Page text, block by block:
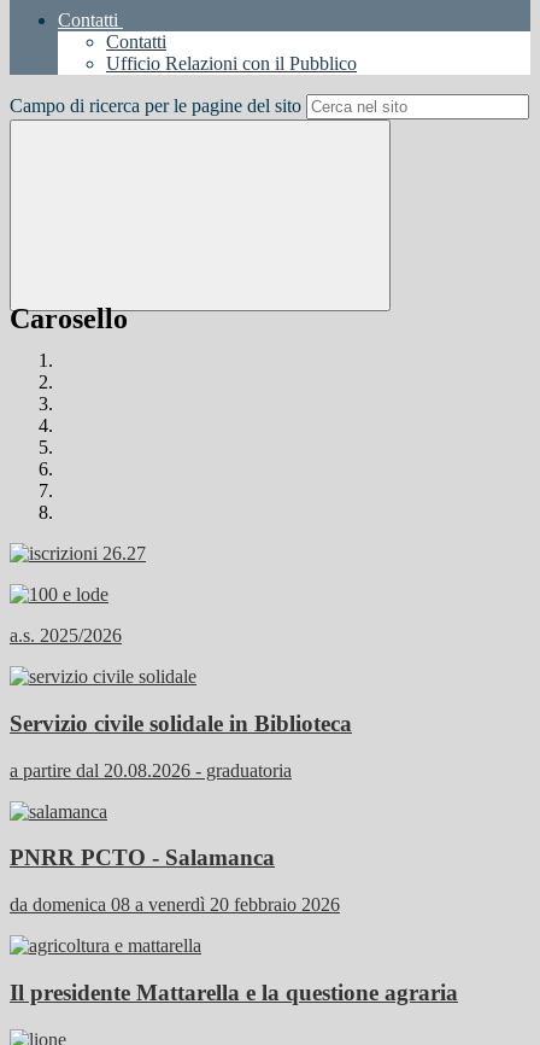
Contatti
Contatti
Ufficio Relazioni con il Pubblico
Campo di ricerca per le pagine del sito
Carosello
a.s. 2025/2026
Servizio civile solidale in Biblioteca
a partire dal 20.08.2026 - graduatoria
PNRR PCTO - Salamanca
da domenica 08 a venerdì 20 febbraio 2026
Il presidente Mattarella e la questione agraria